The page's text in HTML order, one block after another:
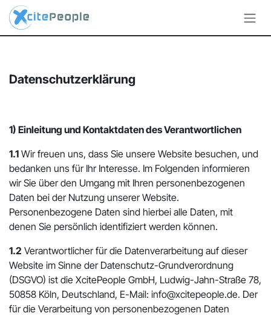
Zum Inhalt springen
Datenschutzerklärung
1) Einleitung und Kontaktdaten des Verantwortlichen
1.1 Wir freuen uns, dass Sie unsere Website besuchen, und
bedanken uns für Ihr Interesse. Im Folgenden informieren
wir Sie über den Umgang mit Ihren personenbezogenen
Daten bei der Nutzung unserer Website.
Personenbezogene Daten sind hierbei alle Daten, mit
denen Sie persönlich identifiziert werden können.
1.2 Verantwortlicher für die Datenverarbeitung auf dieser
Website im Sinne der Datenschutz-Grundverordnung
(DSGVO) ist die XcitePeople GmbH, Ludwig-Jahn-Straße 78,
50858 Köln, Deutschland, E-Mail: info@xcitepeople.de. Der
für die Verarbeitung von personenbezogenen Daten